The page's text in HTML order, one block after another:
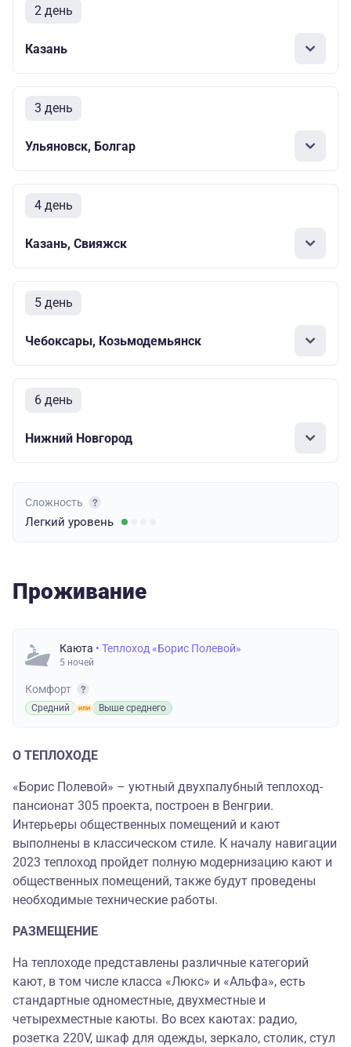
2 день
Казань
3 день
Ульяновск, Болгар
4 день
Казань, Свияжск
5 день
Чебоксары, Козьмодемьянск
6 день
Нижний Новгород
Сложность
Легкий уровень
Проживание
Каюта • Теплоход «Борис Полевой»
5 ночей
Комфорт
Средний Выше среднего
О ТЕПЛОХОДЕ
«Борис Полевой» – уютный двухпалубный теплоход-
пансионат 305 проекта, построен в Венгрии.
Интерьеры общественных помещений и кают
выполнены в классическом стиле. К началу навигации
2023 теплоход пройдет полную модернизацию кают и
общественных помещений, также будут проведены
необходимые технические работы.
РАЗМЕЩЕНИЕ
На теплоходе представлены различные категорий
кают, в том числе класса «Люкс» и «Альфа», есть
стандартные одноместные, двухместные и
четырехместные каюты. Во всех каютах: радио,
розетка 220V, шкаф для одежды, зеркало, столик, стул